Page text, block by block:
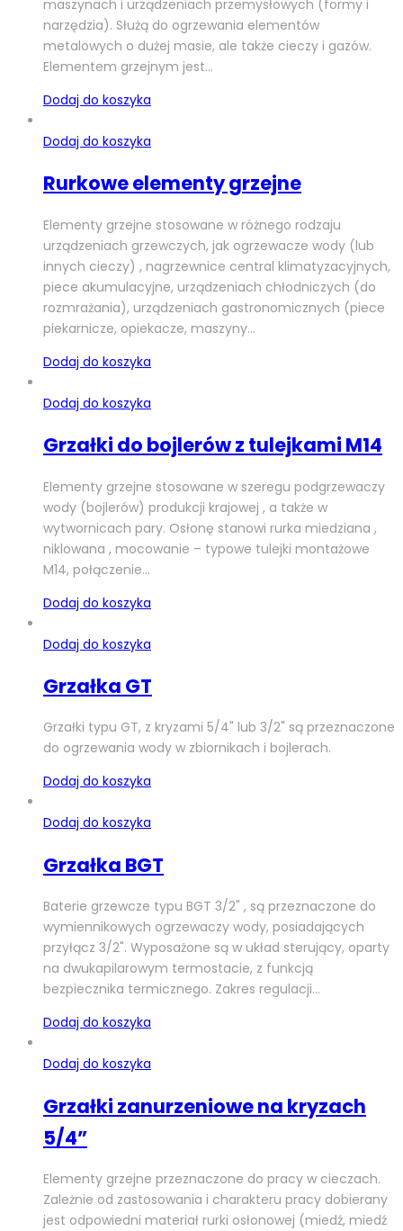
maszynach i urządzeniach przemysłowych (formy i
narzędzia). Służą do ogrzewania elementów
metalowych o dużej masie, ale także cieczy i gazów.
Elementem grzejnym jest…
Dodaj do koszyka
Dodaj do koszyka
Rurkowe elementy grzejne
Elementy grzejne stosowane w różnego rodzaju
urządzeniach grzewczych, jak ogrzewacze wody (lub
innych cieczy) , nagrzewnice central klimatyzacyjnych,
piece akumulacyjne, urządzeniach chłodniczych (do
rozmrażania), urządzeniach gastronomicznych (piece
piekarnicze, opiekacze, maszyny…
Dodaj do koszyka
Dodaj do koszyka
Grzałki do bojlerów z tulejkami M14
Elementy grzejne stosowane w szeregu podgrzewaczy
wody (bojlerów) produkcji krajowej , a także w
wytwornicach pary. Osłonę stanowi rurka miedziana ,
niklowana , mocowanie – typowe tulejki montażowe
M14, połączenie…
Dodaj do koszyka
Dodaj do koszyka
Grzałka GT
Grzałki typu GT, z kryzami 5/4" lub 3/2" są przeznaczone
do ogrzewania wody w zbiornikach i bojlerach.
Dodaj do koszyka
Dodaj do koszyka
Grzałka BGT
Baterie grzewcze typu BGT 3/2" , są przeznaczone do
wymiennikowych ogrzewaczy wody, posiadających
przyłącz 3/2". Wyposażone są w układ sterujący, oparty
na dwukapilarowym termostacie, z funkcją
bezpiecznika termicznego. Zakres regulacji…
Dodaj do koszyka
Dodaj do koszyka
Grzałki zanurzeniowe na kryzach
5/4”
Elementy grzejne przeznaczone do pracy w cieczach.
Zależnie od zastosowania i charakteru pracy dobierany
jest odpowiedni materiał rurki osłonowej (miedź, miedź